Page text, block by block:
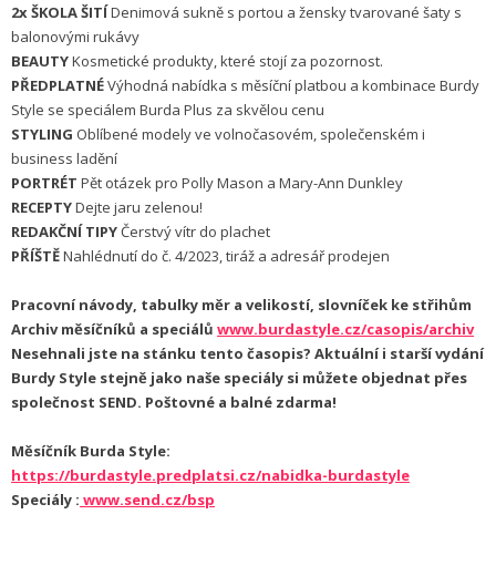
2xŠKOLA ŠITÍDenimová sukně s portou a žensky tvarované šaty s
balonovými rukávy
BEAUTYKosmetické produkty, které stojí za pozornost.
PŘEDPLATNÉVýhodná nabídka s měsíční platbou a kombinace Burdy
Style se speciálem Burda Plus za skvělou cenu
STYLING Oblíbené modely ve volnočasovém, společenském i
business ladění
PORTRÉT Pět otázek pro Polly Mason a Mary-Ann Dunkley
RECEPTYDejte jaru zelenou!
REDAKČNÍ TIPYČerstvý vítr do plachet
PŘÍŠTĚNahlédnutí do č. 4/2023, tiráž a adresář prodejen
Pracovní návody, tabulky měr a velikostí, slovníček ke střihům
Archiv měsíčníků a speciálů www.burdastyle.cz/casopis/archiv
Nesehnali jste na stánku tento časopis? Aktuální i starší vydání
Burdy Style stejně jako naše speciály si můžete objednat přes
společnost SEND. Poštovné a balné zdarma!
Měsíčník Burda Style:
https://burdastyle.predplatsi.cz/nabidka-burdastyle
Speciály : www.send.cz/bsp